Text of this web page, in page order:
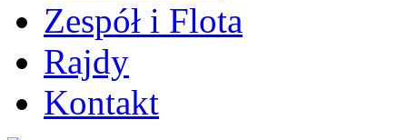
Zespół i Flota
Rajdy
Kontakt